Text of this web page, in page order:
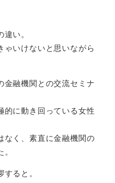
い。
ゃいけないと思いながら
金融機関との交流セミナ
的に動き回っている女性
なく、素直に金融機関の
ると。